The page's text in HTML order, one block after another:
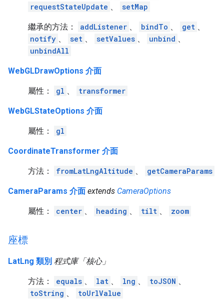
requestStateUpdate 、 setMap
繼承的方法： addListener 、 bindTo 、 get 、
notify 、 set 、 setValues 、 unbind 、
unbindAll
WebGLDrawOptions 介面
屬性： gl 、 transformer
WebGLStateOptions 介面
屬性： gl
CoordinateTransformer 介面
方法： fromLatLngAltitude 、 getCameraParams
CameraParams 介面 extends CameraOptions
屬性： center 、 heading 、 tilt 、 zoom
座標
LatLng 類別 程式庫「核心」
方法： equals 、 lat 、 lng 、 toJSON 、
toString 、 toUrlValue